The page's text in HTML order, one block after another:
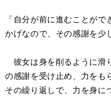
「自分が前に進むことが
かげなので、その感謝を少
彼女は身を削るように滑
の感謝を受け止め、力をも
その繰り返しで、力を身に